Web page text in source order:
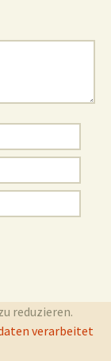
reduzieren.
verarbeitet